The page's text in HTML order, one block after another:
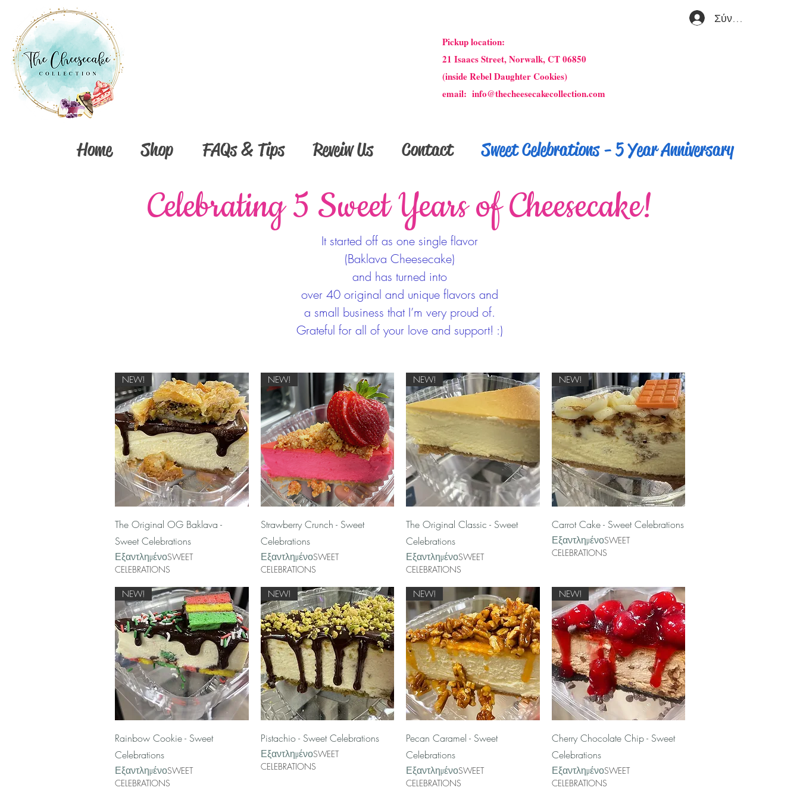
Σύνδεση
Pickup location:
21 Isaacs Street, Norwalk, CT 06850
(inside Rebel Daughter Cookies)
email: info@thecheesecakecollection.com
Home Shop FAQs & Tips Reveiw Us Contact Sweet Celebrations - 5 Year Anniversary
​Celebrating 5 Sweet Years of Cheesecake!
It started off as one single flavor
(Baklava Cheesecake)
and has turned into
over 40 original and unique flavors and
a small business that I’m very proud of.
Grateful for all of your love and support! :)
Γρήγορη προβολή
NEW!
The Original OG Baklava -
Sweet Celebrations
ΕξαντλημένοSWEET
CELEBRATIONS
Γρήγορη προβολή
NEW!
Strawberry Crunch - Sweet
Celebrations
ΕξαντλημένοSWEET
CELEBRATIONS
Γρήγορη προβολή
NEW!
The Original Classic - Sweet
Celebrations
ΕξαντλημένοSWEET
CELEBRATIONS
Γρήγορη προβολή
NEW!
Carrot Cake - Sweet Celebrations
ΕξαντλημένοSWEET
CELEBRATIONS
Γρήγορη προβολή
NEW!
Rainbow Cookie - Sweet
Celebrations
ΕξαντλημένοSWEET
CELEBRATIONS
Γρήγορη προβολή
NEW!
Pistachio - Sweet Celebrations
ΕξαντλημένοSWEET
CELEBRATIONS
Γρήγορη προβολή
NEW!
Pecan Caramel - Sweet
Celebrations
ΕξαντλημένοSWEET
CELEBRATIONS
Γρήγορη προβολή
NEW!
Cherry Chocolate Chip - Sweet
Celebrations
ΕξαντλημένοSWEET
CELEBRATIONS